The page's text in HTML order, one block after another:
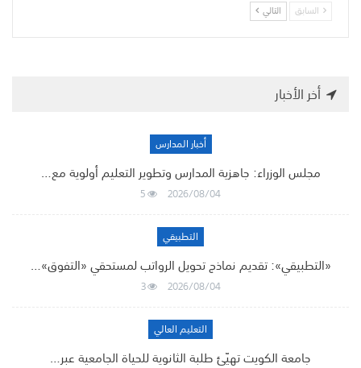
السابق التالي
أخر الأخبار
أخبار المدارس
مجلس الوزراء: جاهزية المدارس وتطوير التعليم أولوية مع…
2026/08/04
5
التطبيقي
«التطبيقي»: تقديم نماذج تحويل الرواتب لمستحقي «التفوق»…
2026/08/04
3
التعليم العالي
جامعة الكويت تهيّئ طلبة الثانوية للحياة الجامعية عبر…